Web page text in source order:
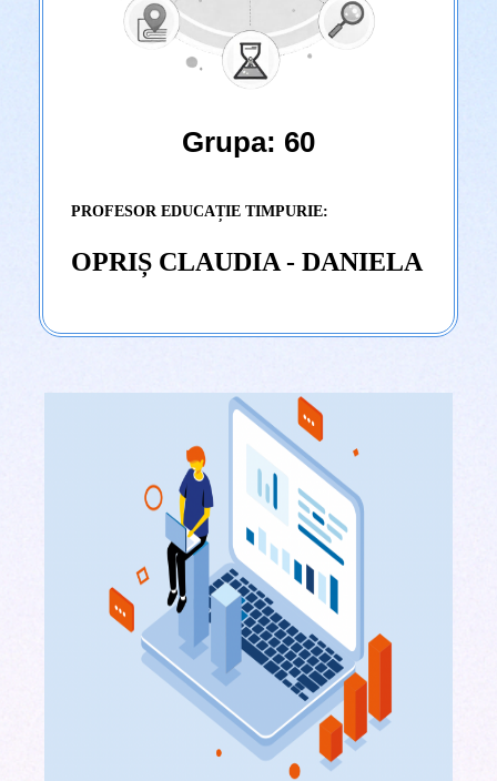
Grupa: 60
PROFESOR EDUCAȚIE TIMPURIE:
OPRIȘ CLAUDIA - DANIELA